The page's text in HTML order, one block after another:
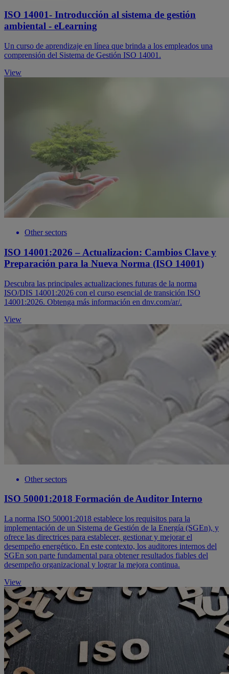
ISO 14001- Introducción al sistema de gestión
ambiental - eLearning
Un curso de aprendizaje en línea que brinda a los empleados una
comprensión del Sistema de Gestión ISO 14001.
View
Other sectors
ISO 14001:2026 – Actualizacion: Cambios Clave y
Preparación para la Nueva Norma (ISO 14001)
Descubra las principales actualizaciones futuras de la norma
ISO/DIS 14001:2026 con el curso esencial de transición ISO
14001:2026. Obtenga más información en dnv.com/ar/.
View
Other sectors
ISO 50001:2018 Formación de Auditor Interno
La norma ISO 50001:2018 establece los requisitos para la
implementación de un Sistema de Gestión de la Energía (SGEn), y
ofrece las directrices para establecer, gestionar y mejorar el
desempeño energético. En este contexto, los auditores internos del
SGEn son parte fundamental para obtener resultados fiables del
desempeño organizacional y lograr la mejora continua.
View